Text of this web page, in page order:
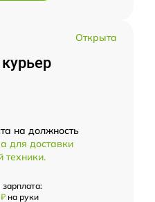
Открыта
на должность
для доставки
техники.
на руки